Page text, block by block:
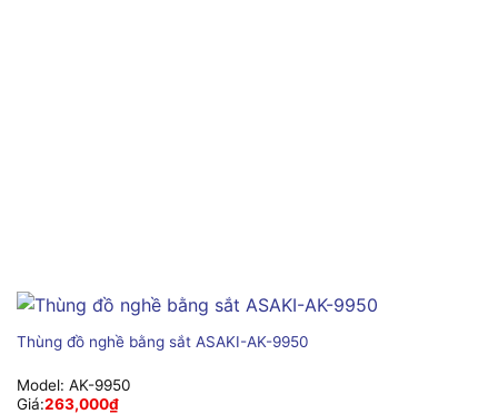
Thùng đồ nghề bằng sắt ASAKI-AK-9950
Model: AK-9950
Giá:263,000₫